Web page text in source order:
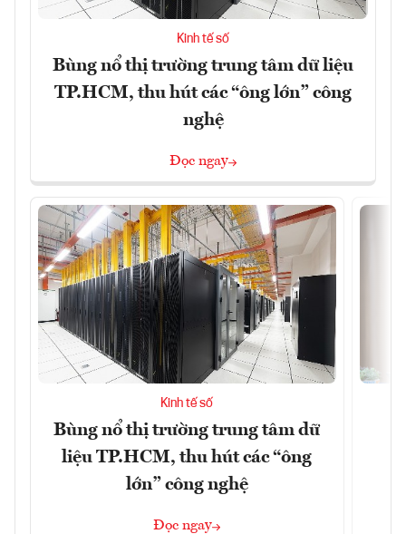
Kinh tế số
Bùng nổ thị trường trung tâm dữ liệu
TP.HCM, thu hút các “ông lớn” công
nghệ
Đọc ngay
Kinh tế số
Bùng nổ thị trường trung tâm dữ
liệu TP.HCM, thu hút các “ông
lớn” công nghệ
Đọc ngay